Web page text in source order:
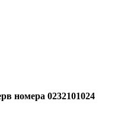
номера 0232101024